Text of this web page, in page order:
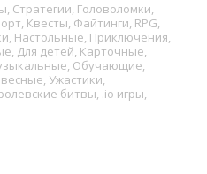
, Стратегии, Головоломки,
, Квесты, Файтинги, RPG,
, Настольные, Приключения,
, Для детей, Карточные,
, Обучающие,
, Ужастики,
битвы, .io игры,